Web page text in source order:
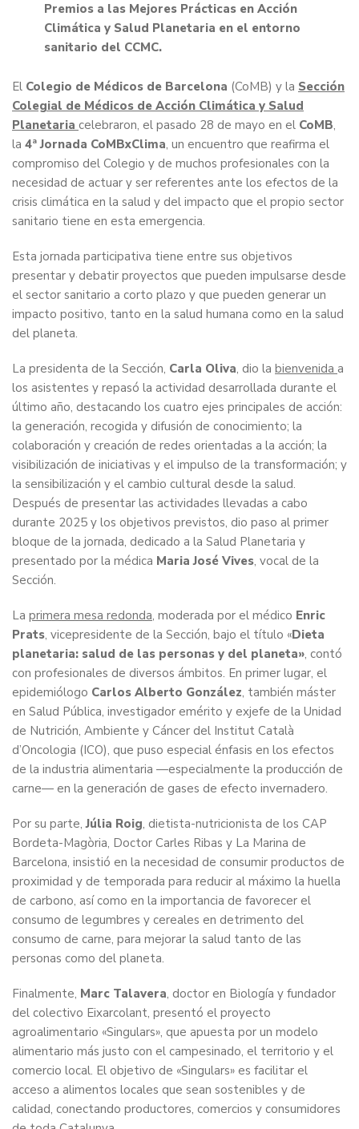
Premios a las Mejores Prácticas en Acción
Climática y Salud Planetaria en el entorno
sanitario del CCMC.
El Colegio de Médicos de Barcelona (CoMB) y la Sección
Colegial de Médicos de Acción Climática y Salud
Planetaria celebraron, el pasado 28 de mayo en el CoMB,
la 4ª Jornada CoMBxClima, un encuentro que reafirma el
compromiso del Colegio y de muchos profesionales con la
necesidad de actuar y ser referentes ante los efectos de la
crisis climática en la salud y del impacto que el propio sector
sanitario tiene en esta emergencia.
Esta jornada participativa tiene entre sus objetivos
presentar y debatir proyectos que pueden impulsarse desde
el sector sanitario a corto plazo y que pueden generar un
impacto positivo, tanto en la salud humana como en la salud
del planeta.
La presidenta de la Sección, Carla Oliva, dio la bienvenida a
los asistentes y repasó la actividad desarrollada durante el
último año, destacando los cuatro ejes principales de acción:
la generación, recogida y difusión de conocimiento; la
colaboración y creación de redes orientadas a la acción; la
visibilización de iniciativas y el impulso de la transformación; y
la sensibilización y el cambio cultural desde la salud.
Después de presentar las actividades llevadas a cabo
durante 2025 y los objetivos previstos, dio paso al primer
bloque de la jornada, dedicado a la Salud Planetaria y
presentado por la médica Maria José Vives, vocal de la
Sección.
La primera mesa redonda, moderada por el médico Enric
Prats, vicepresidente de la Sección, bajo el título «Dieta
planetaria: salud de las personas y del planeta», contó
con profesionales de diversos ámbitos. En primer lugar, el
epidemiólogo Carlos Alberto González, también máster
en Salud Pública, investigador emérito y exjefe de la Unidad
de Nutrición, Ambiente y Cáncer del Institut Català
d’Oncologia (ICO), que puso especial énfasis en los efectos
de la industria alimentaria —especialmente la producción de
carne— en la generación de gases de efecto invernadero.
Por su parte,Júlia Roig, dietista-nutricionista de los CAP
Bordeta-Magòria, Doctor Carles Ribas y La Marina de
Barcelona, insistió en la necesidad de consumir productos de
proximidad y de temporada para reducir al máximo la huella
de carbono, así como en la importancia de favorecer el
consumo de legumbres y cereales en detrimento del
consumo de carne, para mejorar la salud tanto de las
personas como del planeta.
Finalmente, Marc Talavera, doctor en Biología y fundador
del colectivo Eixarcolant, presentó el proyecto
agroalimentario «Singulars», que apuesta por un modelo
alimentario más justo con el campesinado, el territorio y el
comercio local. El objetivo de «Singulars» es facilitar el
acceso a alimentos locales que sean sostenibles y de
calidad, conectando productores, comercios y consumidores